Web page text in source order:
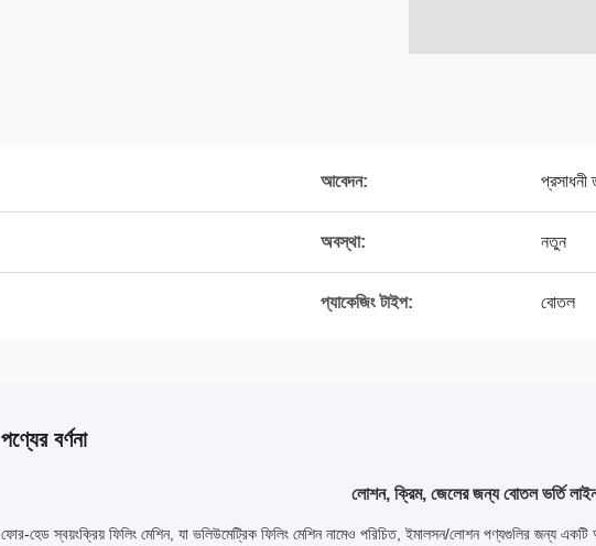
আবেদন: প্রসাধনী
অবস্থা: নতুন
প্যাকেজিং টাইপ: বোতল
পণ্যের বর্ণনা
লোশন, ক্রিম, জেলের জন্য বোতল ভর্তি
ফোর-হেড স্বয়ংক্রিয় ফিলিং মেশিন, যা ভলিউমেট্রিক ফিলিং মেশিন নামেও পরিচিত, ইমালসন/লোশন পণ্যগুলির জন্য